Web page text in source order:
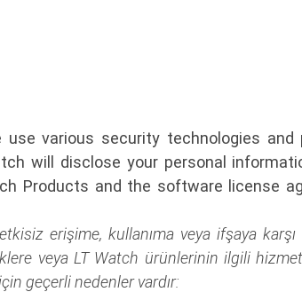
various security technologies
will disclose your personal
Products and the software license
erişime, kullanıma veya ifşaya
veya LT Watch ürünlerinin ilgili hizmet
geçerli nedenler vardır: